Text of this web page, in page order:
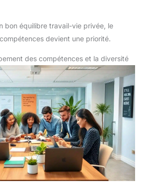
de sécurité avancées et d'une
bon équilibre travail-vie privée, le
devient une priorité.
des compétences et la diversité